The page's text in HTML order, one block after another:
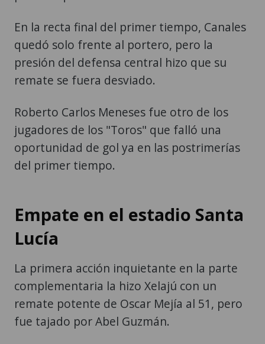
En la recta final del primer tiempo, Canales
quedó solo frente al portero, pero la
presión del defensa central hizo que su
remate se fuera desviado.
Roberto Carlos Meneses fue otro de los
jugadores de los "Toros" que falló una
oportunidad de gol ya en las postrimerías
del primer tiempo.
Empate en el estadio Santa
Lucía
La primera acción inquietante en la parte
complementaria la hizo Xelajú con un
remate potente de Oscar Mejía al 51, pero
fue tajado por Abel Guzmán.